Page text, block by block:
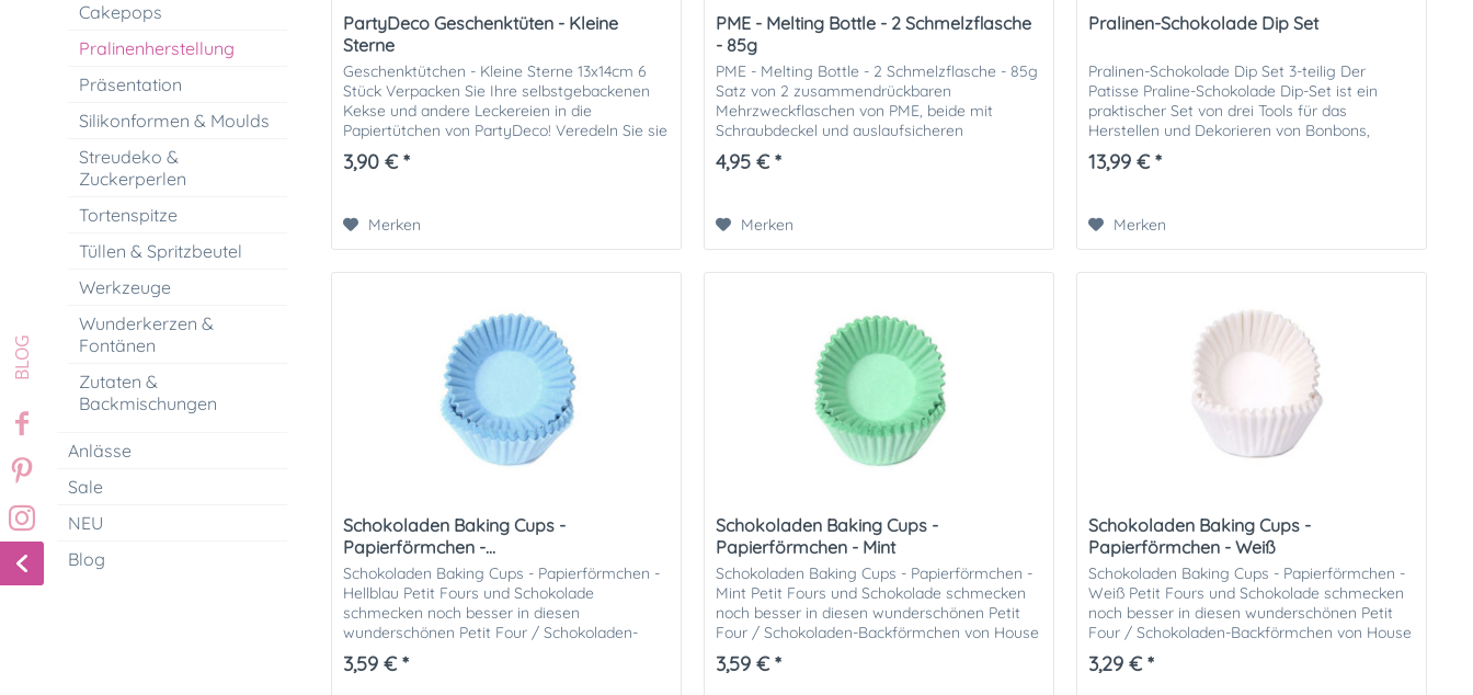
Cakepops
Pralinenherstellung
Präsentation
Silikonformen & Moulds
Streudeko &
Zuckerperlen
Tortenspitze
Tüllen & Spritzbeutel
Werkzeuge
Wunderkerzen &
Fontänen
Zutaten &
Backmischungen
Anlässe
Sale
NEU
Blog
PartyDeco Geschenktüten - Kleine
Sterne
Geschenktütchen - Kleine Sterne 13x14cm 6
Stück Verpacken Sie Ihre selbstgebackenen
Kekse und andere Leckereien in die
Papiertütchen von PartyDeco! Veredeln Sie sie
mit den mattierenden Aufklebern....
3,90 € *
Merken
PME - Melting Bottle - 2 Schmelzflasche
- 85g
PME - Melting Bottle - 2 Schmelzflasche - 85g
Satz von 2 zusammendrückbaren
Mehrzweckflaschen von PME, beide mit
Schraubdeckel und auslaufsicheren
Schutzkappen. Diese Squeeze-Flaschen
eignen sich...
4,95 € *
Merken
Pralinen-Schokolade Dip Set
Pralinen-Schokolade Dip Set 3-teilig Der
Patisse Praline-Schokolade Dip-Set ist ein
praktischer Set von drei Tools für das
Herstellen und Dekorieren von Bonbons,
Süßigkeiten, Schokolade und mehr....
13,99 € *
Merken
Schokoladen Baking Cups -
Papierförmchen -...
Schokoladen Baking Cups - Papierförmchen -
Hellblau Petit Fours und Schokolade
schmecken noch besser in diesen
wunderschönen Petit Four / Schokoladen-
Backförmchen von House of Marie. Die
Backformen...
3,59 € *
Schokoladen Baking Cups -
Papierförmchen - Mint
Schokoladen Baking Cups - Papierförmchen -
Mint Petit Fours und Schokolade schmecken
noch besser in diesen wunderschönen Petit
Four / Schokoladen-Backförmchen von House
of Marie. Die Backformen...
3,59 € *
Schokoladen Baking Cups -
Papierförmchen - Weiß
Schokoladen Baking Cups - Papierförmchen -
Weiß Petit Fours und Schokolade schmecken
noch besser in diesen wunderschönen Petit
Four / Schokoladen-Backförmchen von House
of Marie. Die Backformen...
3,29 € *